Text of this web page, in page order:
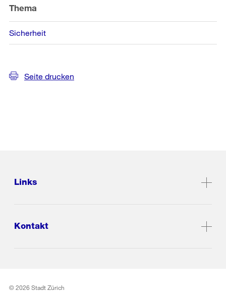
Thema
Sicherheit
Seite drucken
Links
Kontakt
© 2026 Stadt Zürich